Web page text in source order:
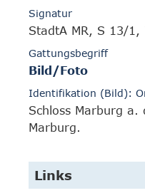
Signatur
StadtA MR, S 13/1,
Gattungsbegriff
Bild/Foto
Identifikation (Bild):
Schloss Marburg a.
Marburg.
Links